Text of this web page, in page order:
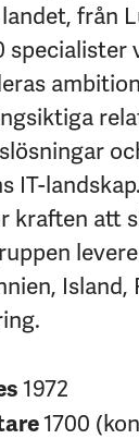
från
IT-
kraften att
Island,
1972
1700